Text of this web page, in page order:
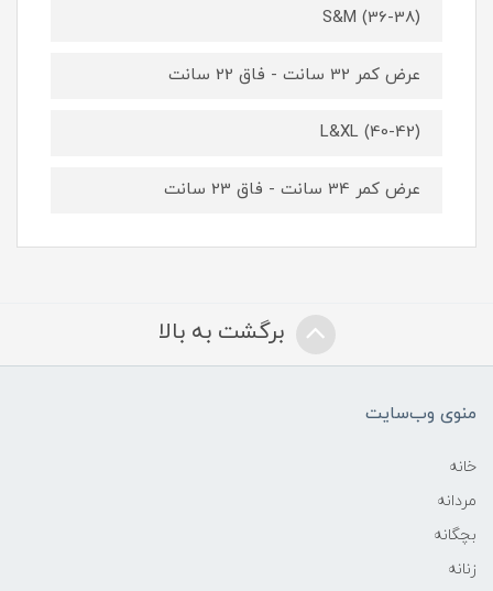
S&M (36-38)
عرض کمر 32 سانت - فاق 22 سانت
L&XL (40-42)
عرض کمر 34 سانت - فاق 23 سانت
برگشت به بالا
منوی وب‌سایت
خانه
مردانه
بچگانه
زنانه